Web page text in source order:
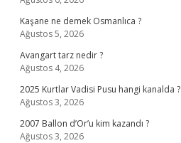
Kaşane ne demek Osmanlıca ?
Ağustos 5, 2026
Avangart tarz nedir ?
Ağustos 4, 2026
2025 Kurtlar Vadisi Pusu hangi kanalda ?
Ağustos 3, 2026
2007 Ballon d’Or’u kim kazandı ?
Ağustos 3, 2026